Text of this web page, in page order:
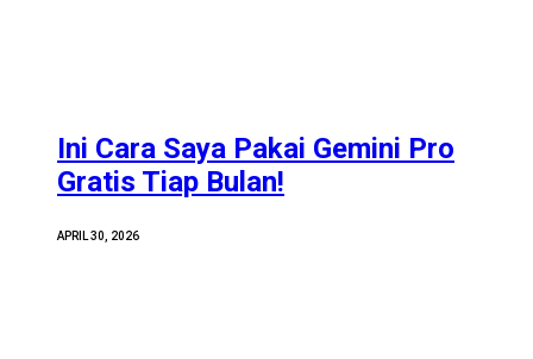
Ini Cara Saya Pakai Gemini Pro
Gratis Tiap Bulan!
APRIL 30, 2026